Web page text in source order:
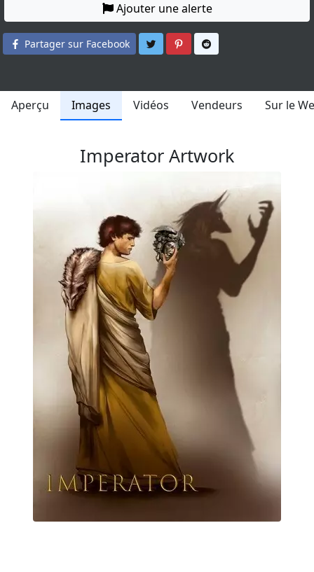
Ajouter une alerte
Partager sur Facebook Partager sur Twitter
Partager sur Pinterest
Aperçu Images Vidéos Vendeurs Sur le
Imperator Artwork